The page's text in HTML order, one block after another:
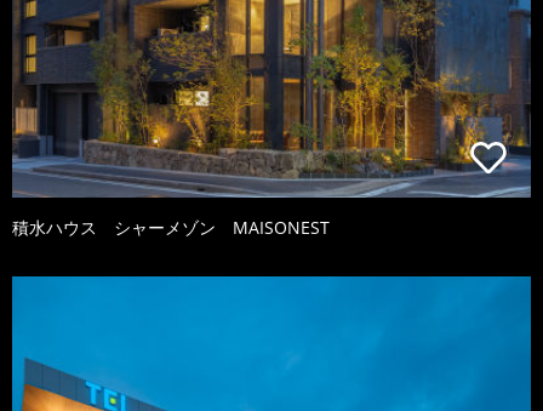
積水ハウス シャーメゾン MAISONEST